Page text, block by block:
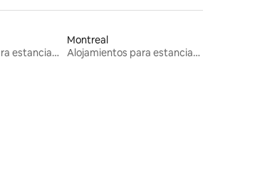
Alojamientos para estancias largas
Montreal
Alojamientos para estancias largas